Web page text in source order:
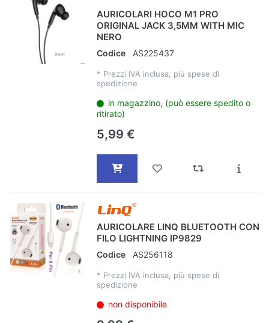
AURICOLARI HOCO M1 PRO
ORIGINAL JACK 3,5MM WITH MIC
NERO
Codice AS225437
* Prezzi IVA inclusa, più spese di
spedizione
in magazzino, (può essere spedito o
ritirato)
5,99 €
AURICOLARE LINQ BLUETOOTH CON
FILO LIGHTNING IP9829
Codice AS256118
* Prezzi IVA inclusa, più spese di
spedizione
non disponibile